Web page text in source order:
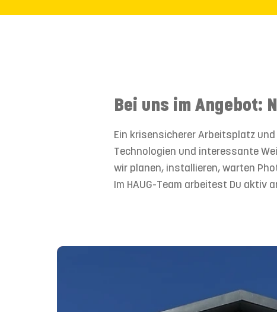
Bei uns im Angebot:
Ein krisensicherer Arbeitsplatz
Technologien und interessante
wir planen, installieren, warten
Im HAUG-Team arbeitest Du aktiv